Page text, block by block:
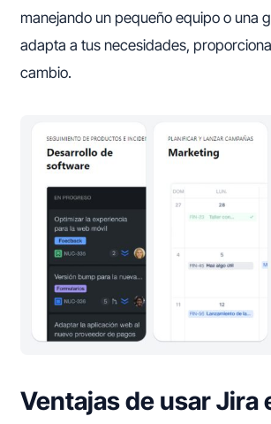
manejando un pequeño equipo o una
adapta a tus necesidades,
cambio.
Ventajas de usar Jira